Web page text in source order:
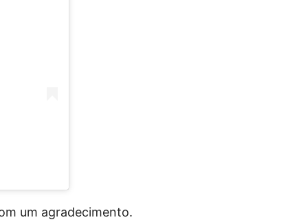
um agradecimento.